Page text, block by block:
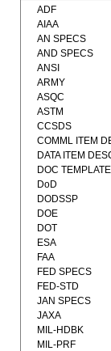
ADF
AIAA
AN SPECS
AND SPECS
ANSI
ARMY
ASQC
ASTM
CCSDS
COMML ITEM
DATA ITEM
DOC
DoD
DODSSP
DOE
DOT
ESA
FAA
FED SPECS
FED-STD
JAN SPECS
JAXA
MIL-HDBK
MIL-PRF